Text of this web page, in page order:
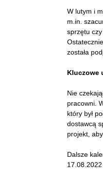
W lutym i
m.in.
sprzętu
została
Kluczowe
Nie
pracowni.
który był
dostawcą
projekt,
Dalsze